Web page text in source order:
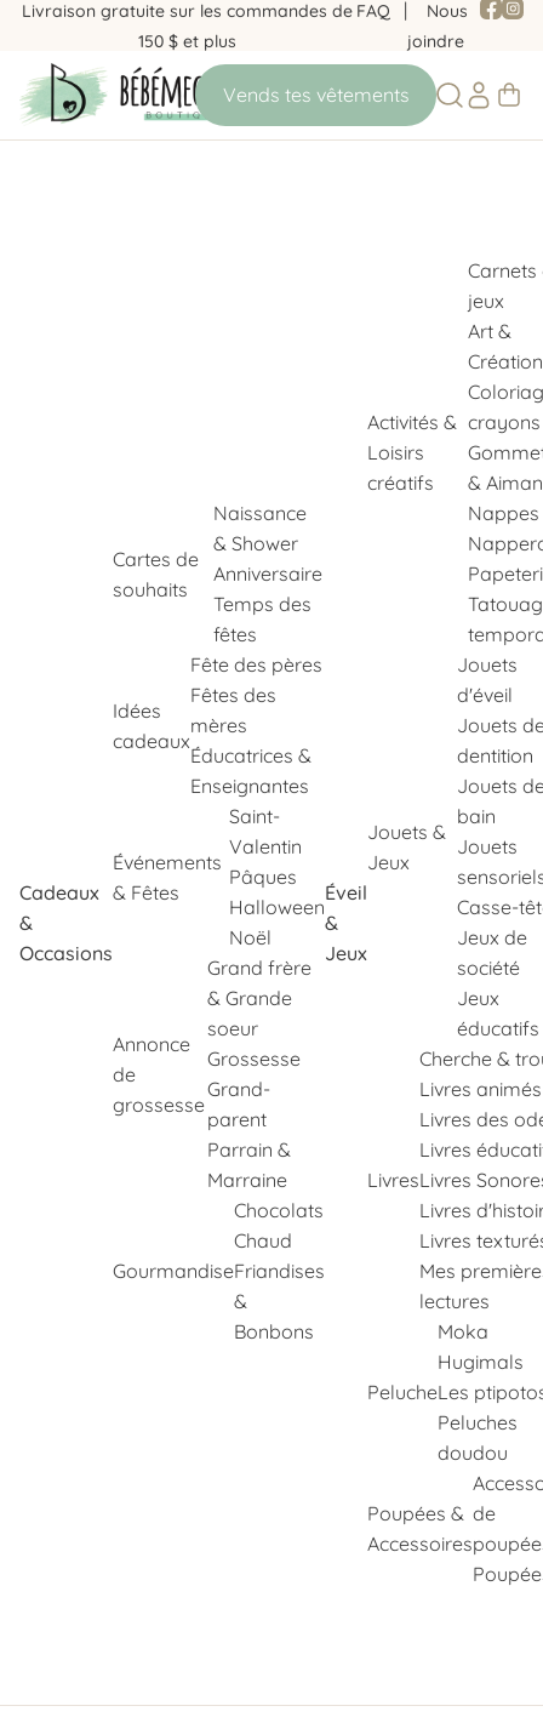
Livraison gratuite sur les commandes de
150 $ et plus
FAQ
Nous
joindre
Cadeaux
&
Occasions
Cartes de
souhaits
Naissance
& Shower
Anniversaire
Temps des
fêtes
Idées
cadeaux
Fête des pères
Fêtes des
mères
Éducatrices &
Enseignantes
Événements
& Fêtes
Saint-
Valentin
Pâques
Halloween
Noël
Annonce
de
grossesse
Grand frère
& Grande
soeur
Grossesse
Grand-
parent
Parrain &
Marraine
Gourmandise
Chocolats
Chaud
Friandises
&
Bonbons
Éveil
&
Jeux
Activités &
Loisirs
créatifs
Carnets
jeux
Art &
Création
crayons
&
Nappes
Jouets &
Jeux
Jouets
d'éveil
Jouets
dentition
Jouets
bain
Jouets
Casse-
Jeux de
société
Jeux
éducatifs
Livres
Cherche &
Livres animés
Livres des
Livres
Livres
Livres
Livres
Mes
lectures
Peluche
Moka
Hugimals
Les
Peluches
doudou
Poupées &
Accessoires
de